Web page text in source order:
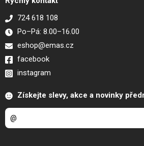
724 618 108
Po–Pá: 8.00–16.00
eshop@emas.cz
facebook
instagram
Získejte slevy, akce a novinky